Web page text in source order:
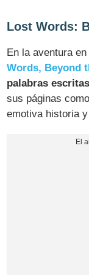
Lost Words:
En la aventura
Words, Beyond
palabras
sus páginas
emotiva historia